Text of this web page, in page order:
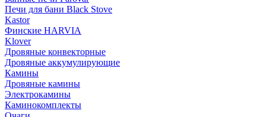
Печи для бани Black Stove
Kastor
Финские HARVIA
Klover
Дровяные конвекторные
Дровяные аккумулирующие
Камины
Дровяные камины
Электрокамины
Каминокомплекты